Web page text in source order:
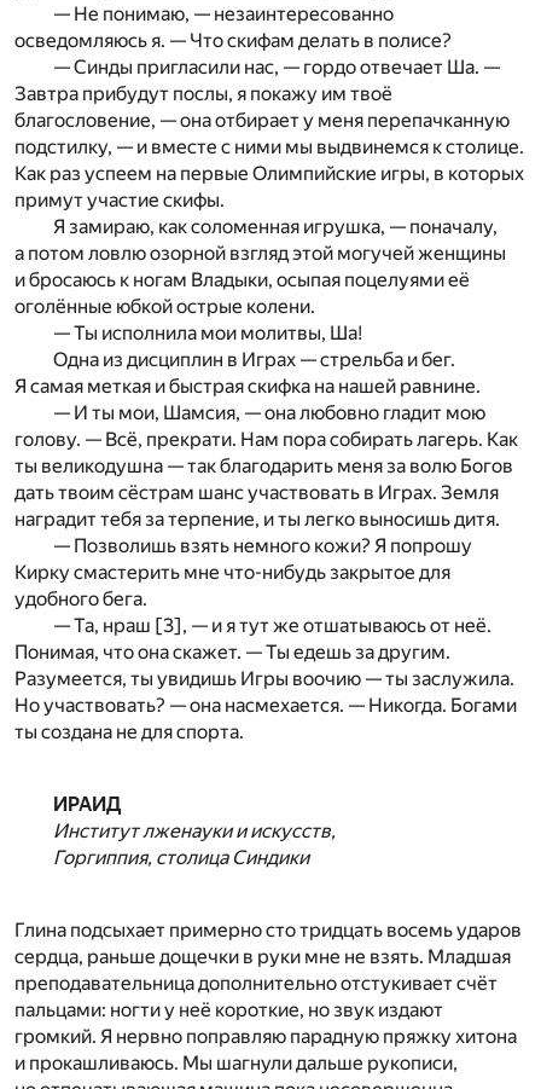
— Не понимаю, — незаинтересованно
осведомляюсь я. — Что скифам делать в полисе?
— Синды пригласили нас, — гордо отвечает Ша. —
Завтра прибудут послы, я покажу им твоё
благословение, — она отбирает у меня перепачканную
подстилку, — и вместе с ними мы выдвинемся к столице.
Как раз успеем на первые Олимпийские игры, в которых
примут участие скифы.
Я замираю, как соломенная игрушка, — поначалу,
а потом ловлю озорной взгляд этой могучей женщины
и бросаюсь к ногам Владыки, осыпая поцелуями её
оголённые юбкой острые колени.
— Ты исполнила мои молитвы, Ша!
Одна из дисциплин в Играх — стрельба и бег.
Я самая меткая и быстрая скифка на нашей равнине.
— И ты мои, Шамсия, — она любовно гладит мою
голову. — Всё, прекрати. Нам пора собирать лагерь. Как
ты великодушна — так благодарить меня за волю Богов
дать твоим сёстрам шанс участвовать в Играх. Земля
наградит тебя за терпение, и ты легко выносишь дитя.
— Позволишь взять немного кожи? Я попрошу
Кирку смастерить мне что-нибудь закрытое для
удобного бега.
— Та, нраш [3], — и я тут же отшатываюсь от неё.
Понимая, что она скажет. — Ты едешь за другим.
Разумеется, ты увидишь Игры воочию — ты заслужила.
Но участвовать? — она насмехается. — Никогда. Богами
ты создана не для спорта.
ИРАИД
Институт лженауки и искусств,
Горгиппия, столица Синдики
Глина подсыхает примерно сто тридцать восемь ударов
сердца, раньше дощечки в руки мне не взять. Младшая
преподавательница дополнительно отстукивает счёт
пальцами: ногти у неё короткие, но звук издают
громкий. Я нервно поправляю парадную пряжку хитона
и прокашливаюсь. Мы шагнули дальше рукописи,